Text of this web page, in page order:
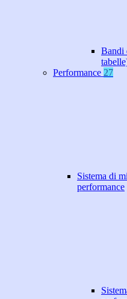
Bandi
Performance 27
Sistema di
performance